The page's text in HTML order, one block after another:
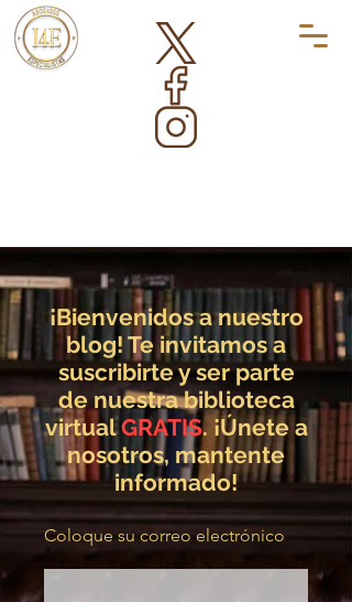
¡Bienvenidos a nuestro
blog! Te invitamos a
suscribirte y ser parte
de nuestra biblioteca
virtualGRATIS. ¡Únete a
nosotros, mantente
informado!
Coloque su correo electrónico